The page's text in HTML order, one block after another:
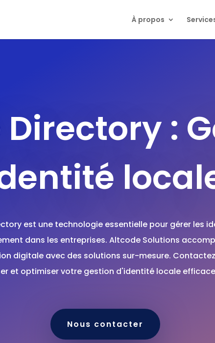
À propos
:
est une technologie essentielle pour gérer les
dans les entreprises. Altcode Solutions
digitale avec des solutions sur-mesure.
et optimiser votre gestion d'identité locale
Nous contacter